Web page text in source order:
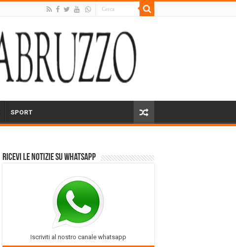
SPORT
Ricevi le notizie su Whatsapp
Iscriviti al nostro canale whatsapp